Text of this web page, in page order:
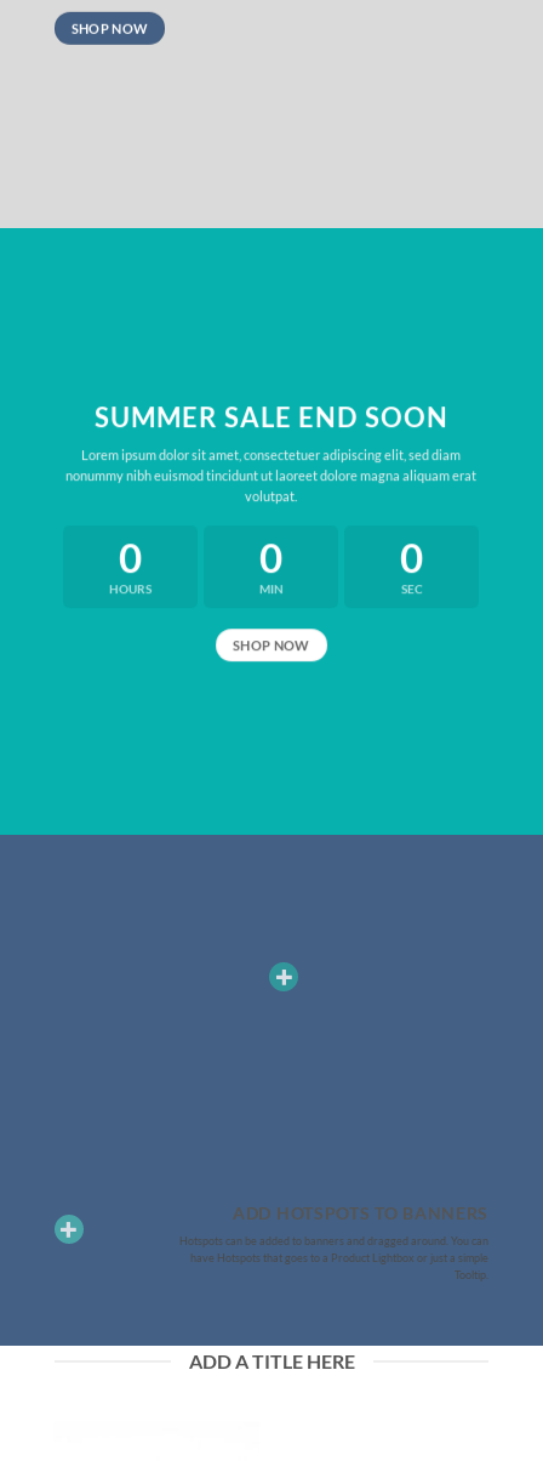
SHOP NOW
SUMMER SALE END SOON
Lorem ipsum dolor sit amet, consectetuer adipiscing elit, sed diam
nonummy nibh euismod tincidunt ut laoreet dolore magna aliquam erat
volutpat.
0
HOURS
0
MIN
0
SEC
SHOP NOW
ADD HOTSPOTS TO BANNERS
Hotspots can be added to banners and dragged around. You can
have Hotspots that goes to a Product Lightbox or just a simple
Tooltip.
ADD A TITLE HERE